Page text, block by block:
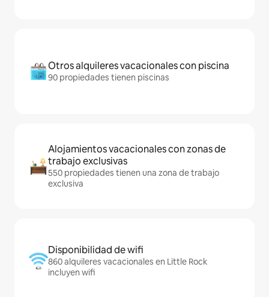
Otros alquileres vacacionales con piscina
90 propiedades tienen piscinas
Alojamientos vacacionales con zonas de
trabajo exclusivas
550 propiedades tienen una zona de trabajo
exclusiva
Disponibilidad de wifi
860 alquileres vacacionales en Little Rock
incluyen wifi